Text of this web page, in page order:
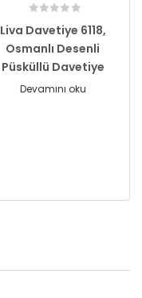
Liva Davetiye 6118,
Osmanlı Desenli
Püsküllü Davetiye
Devamını oku